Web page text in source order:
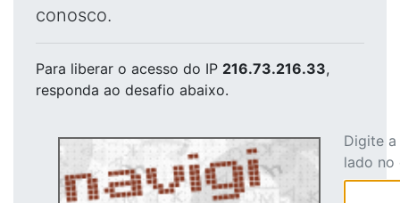
conosco.
Para liberar o acesso do IP 216.73.216.33,
responda ao desafio abaixo.
Digite
lado no